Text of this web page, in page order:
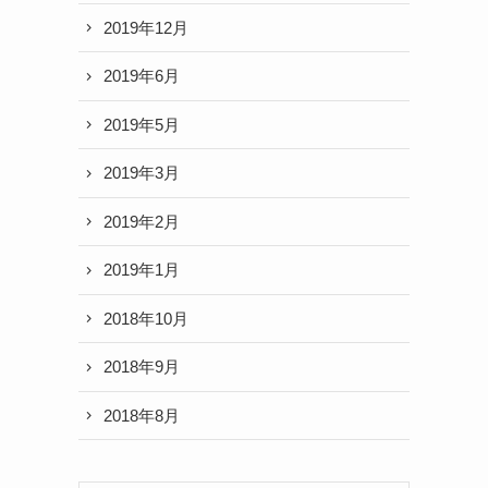
2019年12月
2019年6月
2019年5月
2019年3月
2019年2月
2019年1月
2018年10月
2018年9月
2018年8月